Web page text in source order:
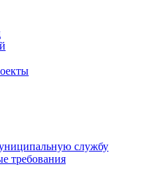
службу
требования